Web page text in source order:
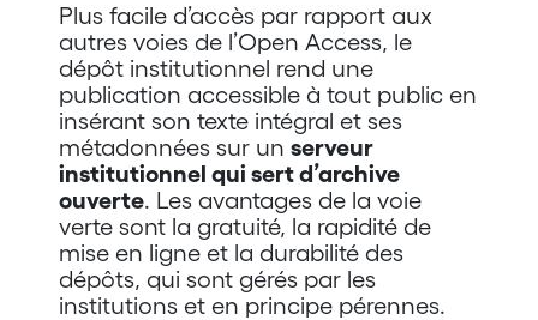
Plus facile d’accès par rapport aux
autres voies de l’Open Access, le
dépôt institutionnel rend une
publication accessible à tout public en
insérant son texte intégral et ses
métadonnées sur un serveur
institutionnel qui sert d’archive
ouverte. Les avantages de la voie
verte sont la gratuité, la rapidité de
mise en ligne et la durabilité des
dépôts, qui sont gérés par les
institutions et en principe pérennes.